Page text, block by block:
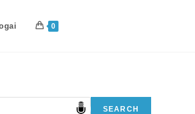
0
SEARCH